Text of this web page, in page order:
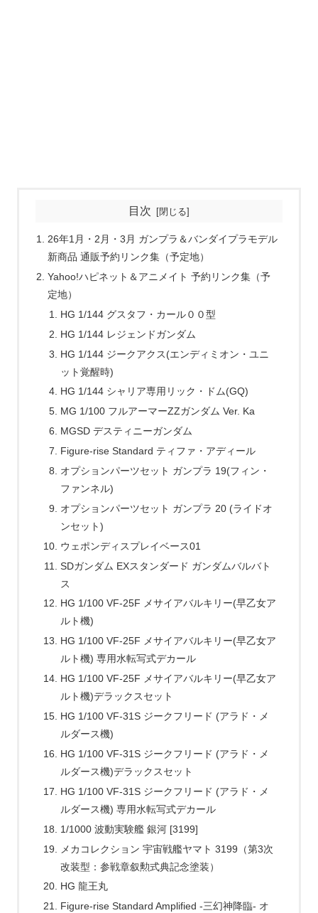
目次
26年1月・2月・3月 ガンプラ＆バンダイプラモデル
新商品 通販予約リンク集（予定地）
Yahoo!ハピネット＆アニメイト 予約リンク集（予
定地）
HG 1/144 グスタフ・カール００型
HG 1/144 レジェンドガンダム
HG 1/144 ジークアクス(エンディミオン・ユニ
ット覚醒時)
HG 1/144 シャリア専用リック・ドム(GQ)
MG 1/100 フルアーマーZZガンダム Ver. Ka
MGSD デスティニーガンダム
Figure-rise Standard ティファ・アディール
オプションパーツセット ガンプラ 19(フィン・
ファンネル)
オプションパーツセット ガンプラ 20 (ライドオ
ンセット)
ウェポンディスプレイベース01
SDガンダム EXスタンダード ガンダムバルバト
ス
HG 1/100 VF-25F メサイアバルキリー(早乙女ア
ルト機)
HG 1/100 VF-25F メサイアバルキリー(早乙女ア
ルト機) 専用水転写式デカール
HG 1/100 VF-25F メサイアバルキリー(早乙女ア
ルト機)デラックスセット
HG 1/100 VF-31S ジークフリード (アラド・メ
ルダース機)
HG 1/100 VF-31S ジークフリード (アラド・メ
ルダース機)デラックスセット
HG 1/100 VF-31S ジークフリード (アラド・メ
ルダース機) 専用水転写式デカール
1/1000 波動実験艦 銀河 [3199]
メカコレクション 宇宙戦艦ヤマト 3199（第3次
改装型：参戦章叙勲式典記念塗装）
HG 龍王丸
Figure-rise Standard Amplified -三幻神降臨- オ